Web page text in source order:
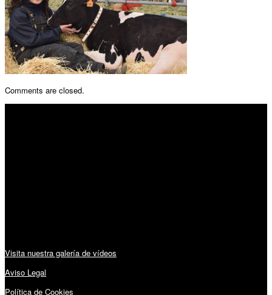
Comments are closed.
Visita nuestra galería de vídeos
Aviso Legal
Política de Cookies